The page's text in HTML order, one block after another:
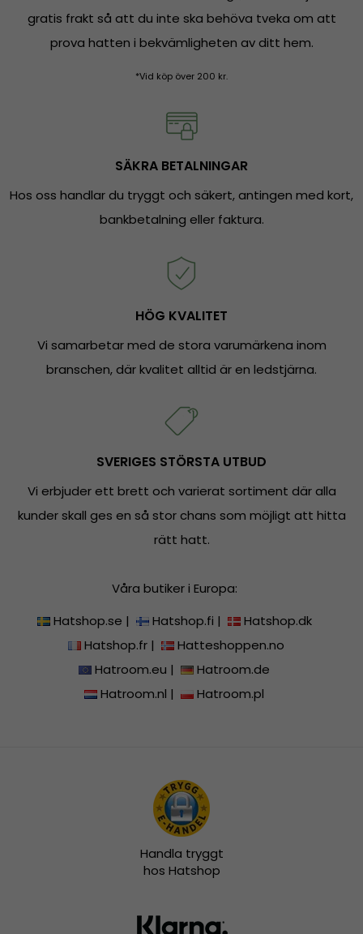
gratis frakt så att du inte ska behöva tveka om att
prova hatten i bekvämligheten av ditt hem.
*Vid köp över 200 kr.
SÄKRA BETALNINGAR
Hos oss handlar du tryggt och säkert, antingen med kort,
bankbetalning eller faktura.
HÖG KVALITET
Vi samarbetar med de stora varumärkena inom
branschen, där kvalitet alltid är en ledstjärna.
SVERIGES STÖRSTA UTBUD
Vi erbjuder ett brett och varierat sortiment där alla
kunder skall ges en så stor chans som möjligt att hitta
rätt hatt.
Våra butiker i Europa:
Hatshop.se | Hatshop.fi |
Hatshop.dk
Hatshop.fr|
Hatteshoppen.no
Hatroom.eu |
Hatroom.de
Hatroom.nl | Hatroom.pl
Handla tryggt
hos Hatshop